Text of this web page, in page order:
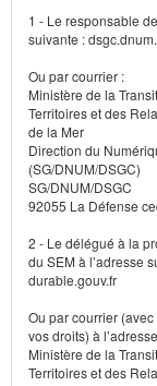
1 - Le responsable
suivante :
Ou par courrier :
Ministère de la
Territoires et des
de la Mer
Direction du
(SG/DNUM/DSGC)
SG/DNUM/DSGC
92055 La Défense
2 - Le délégué à la
du SEM à l’adresse
durable.gouv.fr
Ou par courrier
vos droits) à
Ministère de la
Territoires et des